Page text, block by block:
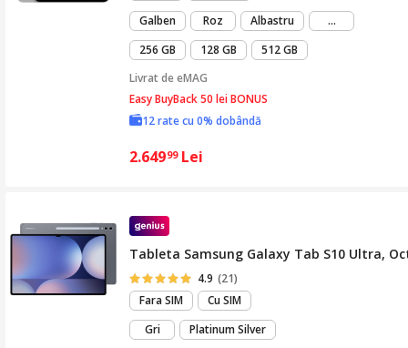
Galben
Roz Albastru ...mai
256 GB 128 GB
512 GB
Livrat deeMAG
Easy BuyBack 50 lei BONUS
12 rate cu 0% dobândă
2.64999 Lei
Tableta Samsung Galaxy Tab S10 Ultra,
4.9 (21)
Fara SIM
Cu SIM
Gri
Platinum Silver